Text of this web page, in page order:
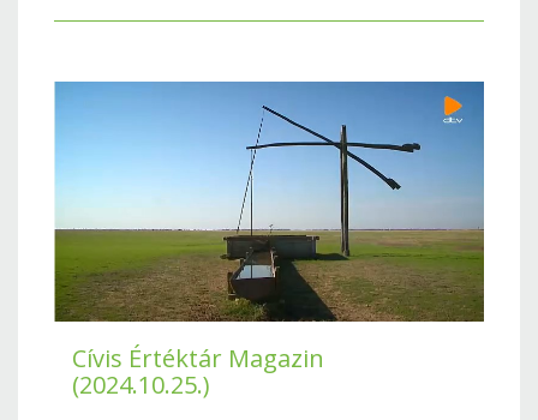
Cívis Értéktár Magazin
(2024.10.25.)